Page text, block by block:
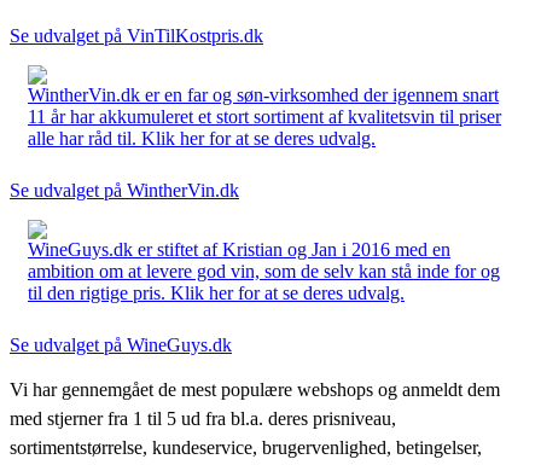
Se udvalget på VinTilKostpris.dk
WintherVin.dk er en far og søn-virksomhed der igennem snart
11 år har akkumuleret et stort sortiment af kvalitetsvin til priser
alle har råd til. Klik her for at se deres udvalg.
Se udvalget på WintherVin.dk
WineGuys.dk er stiftet af Kristian og Jan i 2016 med en
ambition om at levere god vin, som de selv kan stå inde for og
til den rigtige pris. Klik her for at se deres udvalg.
Se udvalget på WineGuys.dk
Vi har gennemgået de mest populære webshops og anmeldt dem
med stjerner fra 1 til 5 ud fra bl.a. deres prisniveau,
sortimentstørrelse, kundeservice, brugervenlighed, betingelser,